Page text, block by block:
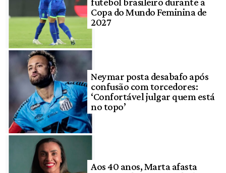
Copa do Mundo Feminina de
2027
Neymar posta desabafo após
confusão com torcedores:
‘Confortável julgar quem está
no topo’
Aos 40 anos, Marta afasta